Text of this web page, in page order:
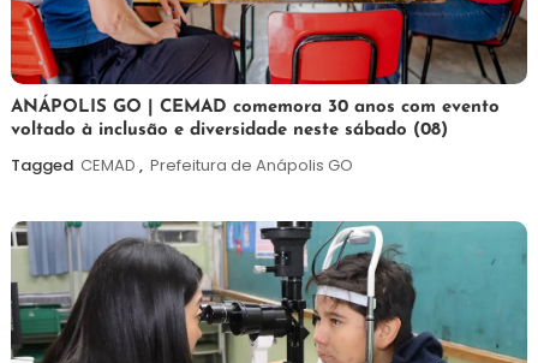
7
de
agosto
Maurilio
ANÁPOLIS GO | CEMAD comemora 30 anos com evento
voltado à inclusão e diversidade neste sábado (08)
Tagged CEMAD , Prefeitura de Anápolis GO